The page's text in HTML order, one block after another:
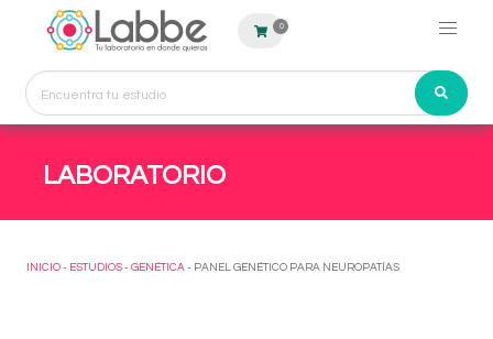
0
LABORATORIO
INICIO - ESTUDIOS - GENÉTICA - PANEL GENÉTICO PARA NEUROPATÍAS